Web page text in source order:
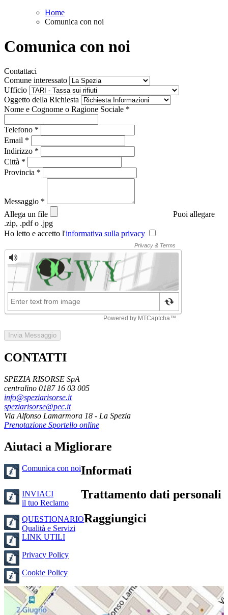
Home
Comunica con noi
Comunica con noi
Contattaci
Comune interessato
Ufficio
Oggetto della Richiesta
Nome e Cognome o Ragione Sociale *
Telefono *
Email *
Indirizzo *
Città *
Provincia *
Messaggio *
Allega un file
Puoi allegare
.zip, .pdf o .jpg
Ho letto e accetto l'informativa sulla privacy
Invia Messaggio
CONTATTI
SPEZIA RISORSE SpA
centralino 0187 16 03 005
info@speziarisorse.it
speziarisorse@pec.it
Via Alfonso Lamarmora 18 - La Spezia
Prenotazione Sportello online
Aiutaci a Migliorare
Comunica con noi
INVIACI
il tuo Reclamo
QUESTIONARIO
Qualità e Servizi
Informati
LINK UTILI
Trattamento dati personali
Privacy Policy
Cookie Policy
Raggiungici